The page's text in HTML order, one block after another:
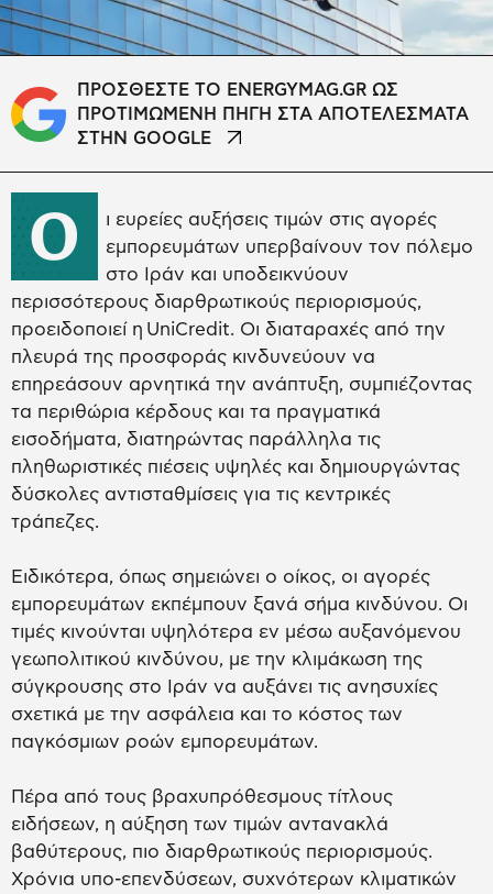
ΠΡΟΣΘΕΣΤΕ ΤΟ ENERGYMAG.GR ΩΣ
ΠΡΟΤΙΜΩΜΕΝΗ ΠΗΓΗ ΣΤΑ ΑΠΟΤΕΛΕΣΜΑΤΑ
ΣΤΗΝ GOOGLE
Ο
ι ευρείες αυξήσεις τιμών στις αγορές
εμπορευμάτων υπερβαίνουν τον πόλεμο
στο Ιράν και υποδεικνύουν
περισσότερους διαρθρωτικούς περιορισμούς,
προειδοποιεί η UniCredit. Οι διαταραχές από την
πλευρά της προσφοράς κινδυνεύουν να
επηρεάσουν αρνητικά την ανάπτυξη, συμπιέζοντας
τα περιθώρια κέρδους και τα πραγματικά
εισοδήματα, διατηρώντας παράλληλα τις
πληθωριστικές πιέσεις υψηλές και δημιουργώντας
δύσκολες αντισταθμίσεις για τις κεντρικές
τράπεζες.
Ειδικότερα, όπως σημειώνει ο οίκος, οι αγορές
εμπορευμάτων εκπέμπουν ξανά σήμα κινδύνου. Οι
τιμές κινούνται υψηλότερα εν μέσω αυξανόμενου
γεωπολιτικού κινδύνου, με την κλιμάκωση της
σύγκρουσης στο Ιράν να αυξάνει τις ανησυχίες
σχετικά με την ασφάλεια και το κόστος των
παγκόσμιων ροών εμπορευμάτων.
Πέρα από τους βραχυπρόθεσμους τίτλους
ειδήσεων, η αύξηση των τιμών αντανακλά
βαθύτερους, πιο διαρθρωτικούς περιορισμούς.
Χρόνια υπο-επενδύσεων, συχνότερων κλιματικών